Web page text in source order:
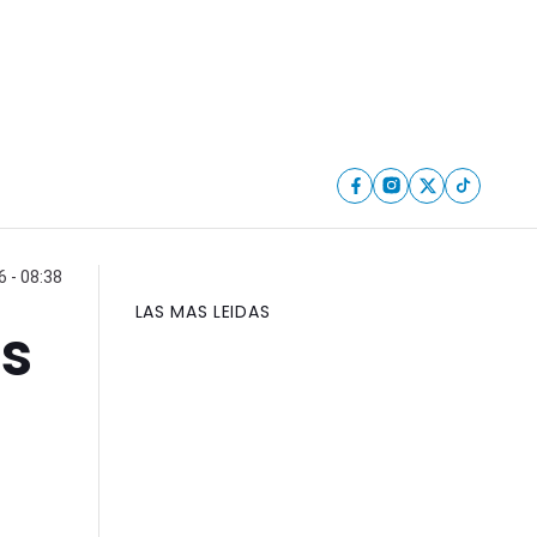
- 08:38
LAS MAS LEIDAS